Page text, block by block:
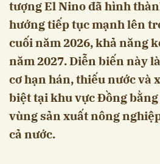
tượng El Nino đã hình
hướng tiếp tục mạnh lên
cuối năm 2026, khả năng
năm 2027. Diễn biến này
cơ hạn hán, thiếu nước và
biệt tại khu vực Đồng bằng
vùng sản xuất nông
cả nước.